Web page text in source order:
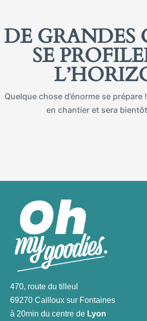
DE GRANDES
SE
Quelque chose d’énorme se
en chantier et sera
470, route du tilleul
69270 Cailloux sur Fontaines
à 20min du centre de Lyon